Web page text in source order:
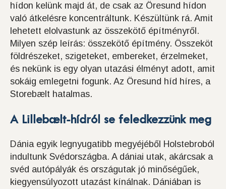
hídon kelünk majd át, de csak az Öresund hídon
való átkelésre koncentráltunk. Készültünk rá. Amit
lehetett elolvastunk az összekötő építményről.
Milyen szép leírás: összekötő építmény. Összeköt
földrészeket, szigeteket, embereket, érzelmeket,
és nekünk is egy olyan utazási élményt adott, amit
sokáig emlegetni fogunk. Az Öresund híd híres, a
Storebælt hatalmas.
A Lillebælt-hídról se feledkezzünk meg
Dánia egyik legnyugatibb megyéjéből Holstebroból
indultunk Svédországba. A dániai utak, akárcsak a
svéd autópályák és országutak jó minőségűek,
kiegyensúlyozott utazást kínálnak. Dániában is